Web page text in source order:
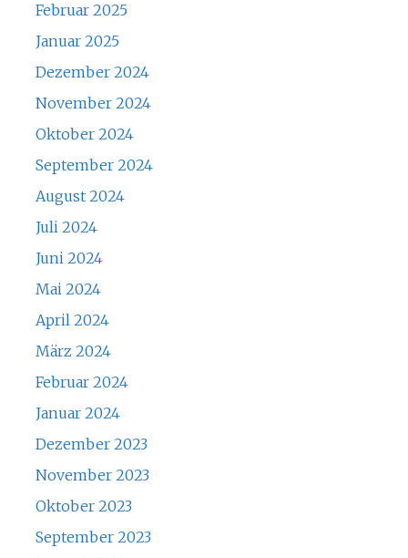
Februar 2025
Januar 2025
Dezember 2024
November 2024
Oktober 2024
September 2024
August 2024
Juli 2024
Juni 2024
Mai 2024
April 2024
März 2024
Februar 2024
Januar 2024
Dezember 2023
November 2023
Oktober 2023
September 2023